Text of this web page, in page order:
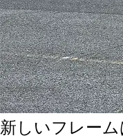
新しいフレー